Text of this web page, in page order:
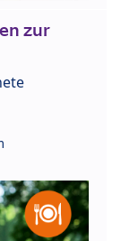
zur